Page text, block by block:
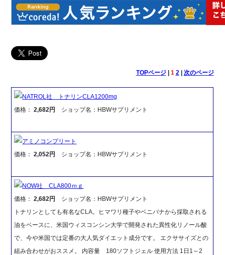
TOPページ| 1 2| 次のページ
NATROL社 トナリンCLA1200mg
価格：2,682円 ショップ名：HBWサプリメント
アミノコンプリート
価格：2,052円 ショップ名：HBWサプリメント
NOW社 CLA800ｍｇ
価格：2,682円
ショップ名：HBWサプリメント
トナリンとしても有名なCLA。ヒマワリ種子やベニバナから採取される
油をベースに、米国ウィスコンシン大学で開発された異性化リノール酸
で、今や米国では定番の大人気ダイエット成分です。 エクササイズとの
組み合わせがおススメ。 内容量 180ソフトジェル 使用方法 1日1～2